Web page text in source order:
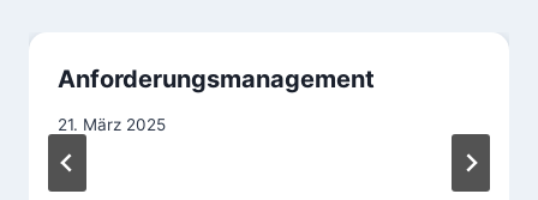
Anforderungsmanagement
21. März 2025